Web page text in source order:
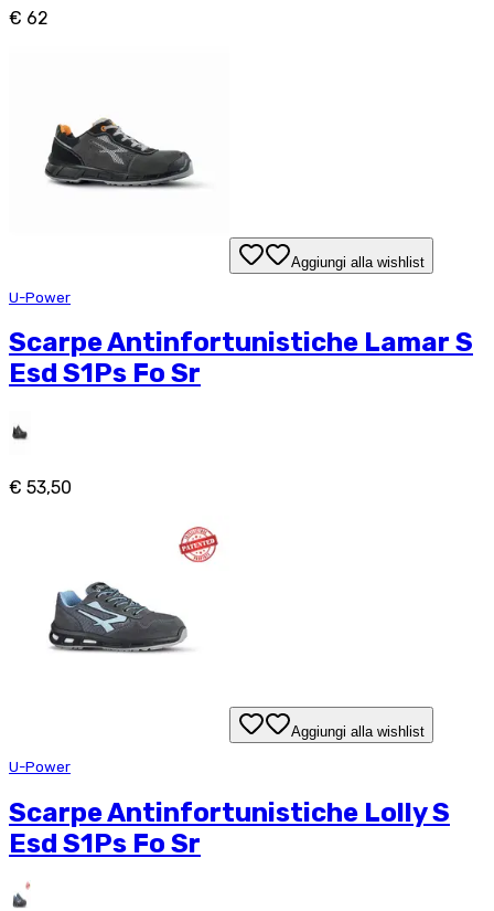
€ 62
Aggiungi alla wishlist
U-Power
Scarpe Antinfortunistiche Lamar S
Esd S1Ps Fo Sr
€ 53,50
Aggiungi alla wishlist
U-Power
Scarpe Antinfortunistiche Lolly S
Esd S1Ps Fo Sr